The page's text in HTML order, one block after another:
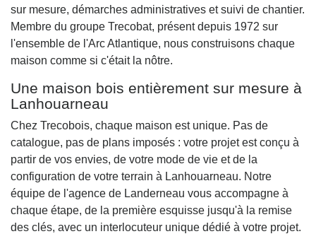
sur mesure, démarches administratives et suivi de chantier.
Membre du groupe Trecobat, présent depuis 1972 sur
l'ensemble de l'Arc Atlantique, nous construisons chaque
maison comme si c'était la nôtre.
Une maison bois entièrement sur mesure à
Lanhouarneau
Chez Trecobois, chaque maison est unique. Pas de
catalogue, pas de plans imposés : votre projet est conçu à
partir de vos envies, de votre mode de vie et de la
configuration de votre terrain à Lanhouarneau. Notre
équipe de l'agence de Landerneau vous accompagne à
chaque étape, de la première esquisse jusqu'à la remise
des clés, avec un interlocuteur unique dédié à votre projet.